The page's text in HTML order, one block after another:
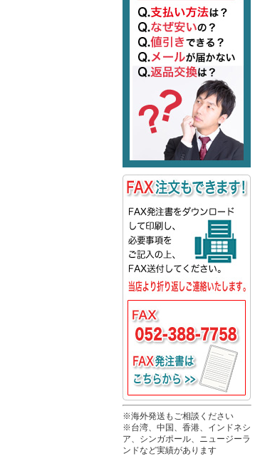
※海外発送もご相談ください
※台湾、中国、香港、インドネシ
ア、シンガポール、ニュージーラ
ンドなど実績があります